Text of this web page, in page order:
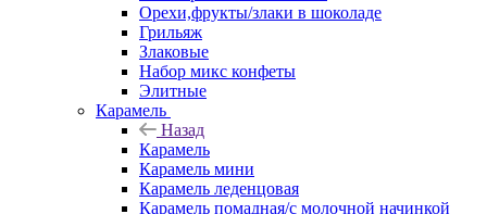
Орехи,фрукты/злаки в шоколаде
Грильяж
Злаковые
Набор микс конфеты
Элитные
Карамель
Назад
Карамель
Карамель мини
Карамель леденцовая
Карамель помадная/с молочной начинкой